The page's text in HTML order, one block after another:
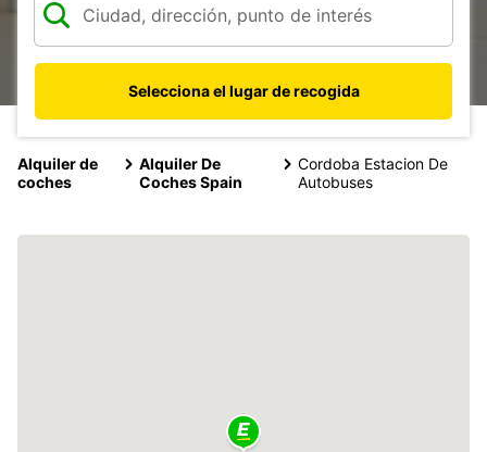
Selecciona el lugar de recogida
Alquiler de
coches
Alquiler De
Coches Spain
Cordoba Estacion De
Autobuses